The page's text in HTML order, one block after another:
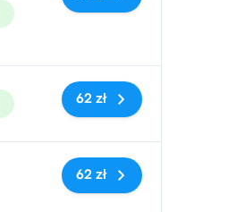
62 zł
Brak tagów
62 zł